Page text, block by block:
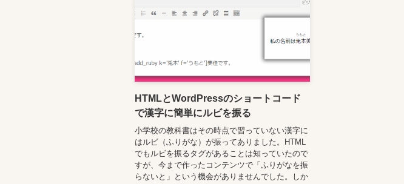
HTMLとWordPressのショートコード
で漢字に簡単にルビを振る
小学校の教科書はその時点で習っていない漢字に
はルビ（ふりがな）が振ってありました。HTML
でもルビを振るタグがあることは知っていたので
すが、今まで作ったコンテンツで「ふりがなを振
らないと」という機会がありませんでした。しか